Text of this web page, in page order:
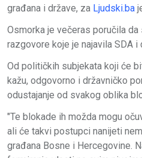
građana i države, za Ljudski.ba
Osmorka je večeras poručila
razgovore koje je najavila SDA i
Od političkih subjekata koji će
kažu, odgovorno i državničko
odustajanje od svakog oblika
"Te blokade ih možda mogu
ali će takvi postupci nanijeti
građana Bosne i Hercegovine.